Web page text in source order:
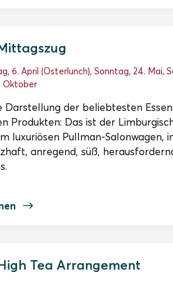
6. April (Osterlunch), Sonntag, 24. Mai,
Oktober
Darstellung der beliebtesten
Produkten: Das ist der
luxuriösen Pullman-Salonwagen,
anregend, süß,
Tea Arrangement